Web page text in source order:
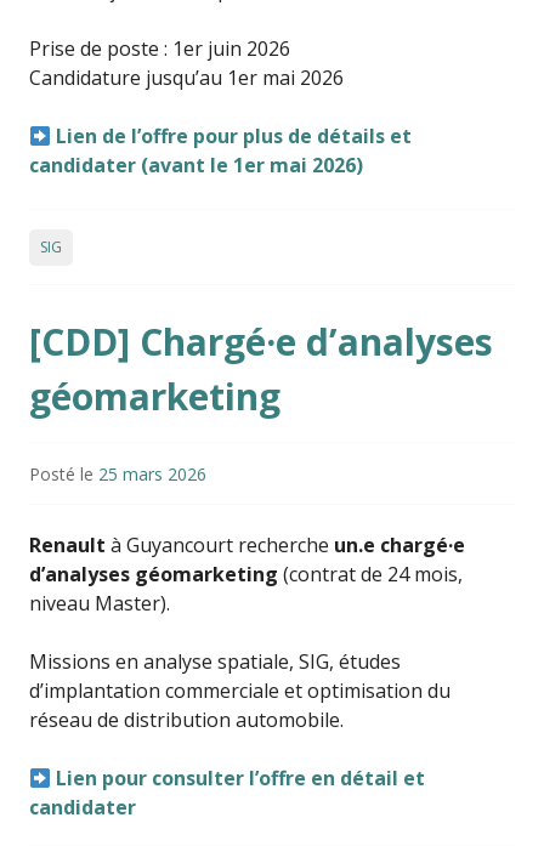
Prise de poste : 1er juin 2026
Candidature jusqu’au 1er mai 2026
Lien de l’offre pour plus de détails et
candidater (avant le 1er mai 2026)
SIG
[CDD] Chargé·e d’analyses
géomarketing
Posté le 25 mars 2026
Renault à Guyancourt recherche un.e chargé·e
d’analyses géomarketing (contrat de 24 mois,
niveau Master).
Missions en analyse spatiale, SIG, études
d’implantation commerciale et optimisation du
réseau de distribution automobile.
Lien pour consulter l’offre en détail et
candidater